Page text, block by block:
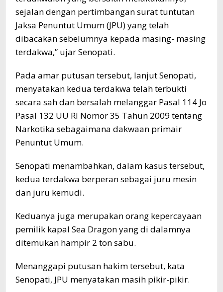
sejalan dengan pertimbangan surat tuntutan
Jaksa Penuntut Umum (JPU) yang telah
dibacakan sebelumnya kepada masing- masing
terdakwa,” ujar Senopati.
Pada amar putusan tersebut, lanjut Senopati,
menyatakan kedua terdakwa telah terbukti
secara sah dan bersalah melanggar Pasal 114 Jo
Pasal 132 UU RI Nomor 35 Tahun 2009 tentang
Narkotika sebagaimana dakwaan primair
Penuntut Umum.
Senopati menambahkan, dalam kasus tersebut,
kedua terdakwa berperan sebagai juru mesin
dan juru kemudi.
Keduanya juga merupakan orang kepercayaan
pemilik kapal Sea Dragon yang di dalamnya
ditemukan hampir 2 ton sabu.
Menanggapi putusan hakim tersebut, kata
Senopati, JPU menyatakan masih pikir-pikir.